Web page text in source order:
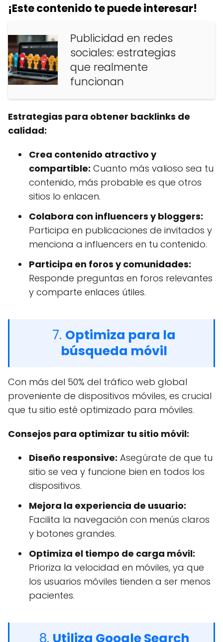
¡Este contenido te puede interesar!
Publicidad en redes
sociales: estrategias
que realmente
funcionan
Estrategias para obtener backlinks de
calidad:
Crea contenido atractivo y
compartible: Cuanto más valioso sea tu
contenido, más probable es que otros
sitios lo enlacen.
Colabora con influencers y bloggers:
Participa en publicaciones de invitados y
menciona a influencers en tu contenido.
Participa en foros y comunidades:
Responde preguntas en foros relevantes
y comparte enlaces útiles.
7. Optimiza para la
búsqueda móvil
Con más del 50% del tráfico web global
proveniente de dispositivos móviles, es crucial
que tu sitio esté optimizado para móviles.
Consejos para optimizar tu sitio móvil:
Diseño responsive: Asegúrate de que tu
sitio se vea y funcione bien en todos los
dispositivos.
Mejora la experiencia de usuario:
Facilita la navegación con menús claros
y botones grandes.
Optimiza el tiempo de carga móvil:
Prioriza la velocidad en móviles, ya que
los usuarios móviles tienden a ser menos
pacientes.
8. Utiliza Google Search